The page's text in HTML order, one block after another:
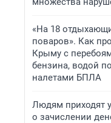
«На 18
поваров». Как
Крыму с
бензина, водой
налетами БПЛА
Людям приходят
о зачислении